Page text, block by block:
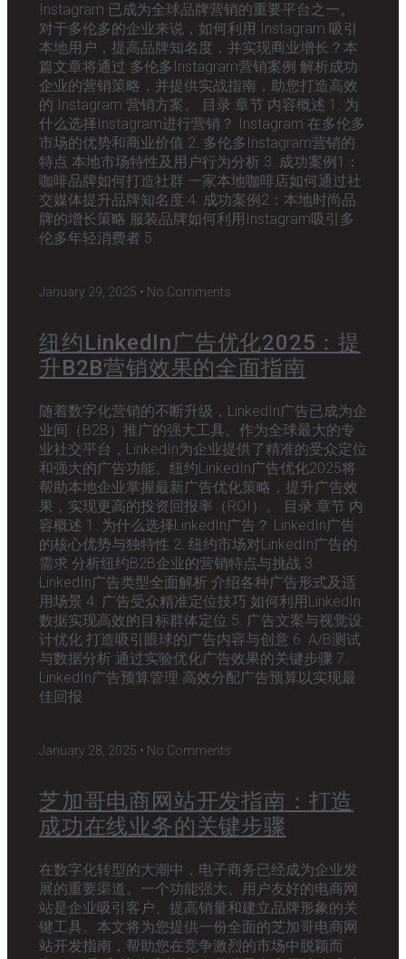
Instagram 已成为全球品牌营销的重要平台之一。
对于多伦多的企业来说，如何利用 Instagram 吸引
本地用户，提高品牌知名度，并实现商业增长？本
篇文章将通过 多伦多Instagram营销案例 解析成功
企业的营销策略，并提供实战指南，助您打造高效
的 Instagram 营销方案。 目录 章节 内容概述 1. 为
什么选择Instagram进行营销？ Instagram 在多伦多
市场的优势和商业价值 2. 多伦多Instagram营销的
特点 本地市场特性及用户行为分析 3. 成功案例1：
咖啡品牌如何打造社群 一家本地咖啡店如何通过社
交媒体提升品牌知名度 4. 成功案例2：本地时尚品
牌的增长策略 服装品牌如何利用Instagram吸引多
伦多年轻消费者 5.
January 29, 2025 No Comments
纽约LinkedIn广告优化2025：提
升B2B营销效果的全面指南
随着数字化营销的不断升级，LinkedIn广告已成为企
业间（B2B）推广的强大工具。作为全球最大的专
业社交平台，LinkedIn为企业提供了精准的受众定位
和强大的广告功能。纽约LinkedIn广告优化2025将
帮助本地企业掌握最新广告优化策略，提升广告效
果，实现更高的投资回报率（ROI）。 目录 章节 内
容概述 1. 为什么选择LinkedIn广告？ LinkedIn广告
的核心优势与独特性 2. 纽约市场对LinkedIn广告的
需求 分析纽约B2B企业的营销特点与挑战 3.
LinkedIn广告类型全面解析 介绍各种广告形式及适
用场景 4. 广告受众精准定位技巧 如何利用LinkedIn
数据实现高效的目标群体定位 5. 广告文案与视觉设
计优化 打造吸引眼球的广告内容与创意 6. A/B测试
与数据分析 通过实验优化广告效果的关键步骤 7.
LinkedIn广告预算管理 高效分配广告预算以实现最
佳回报
January 28, 2025 No Comments
芝加哥电商网站开发指南：打造
成功在线业务的关键步骤
在数字化转型的大潮中，电子商务已经成为企业发
展的重要渠道。一个功能强大、用户友好的电商网
站是企业吸引客户、提高销量和建立品牌形象的关
键工具。本文将为您提供一份全面的芝加哥电商网
站开发指南，帮助您在竞争激烈的市场中脱颖而